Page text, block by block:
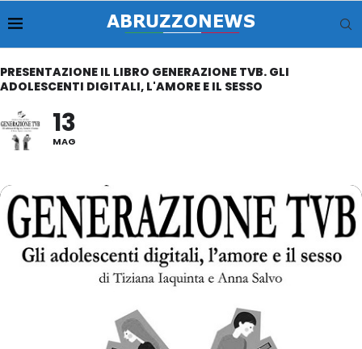
PRESENTAZIONE IL LIBRO GENERAZIONE TVB. GLI
ADOLESCENTI DIGITALI, L'AMORE E IL SESSO
13
MAG